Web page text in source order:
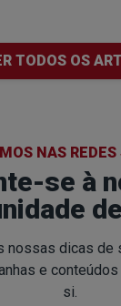
TODOS OS
NAS
se à
nossas dicas de
e
si.